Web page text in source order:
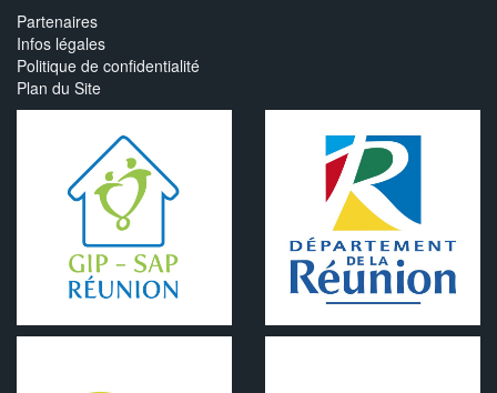
Partenaires
Infos légales
Politique de confidentialité
Plan du Site